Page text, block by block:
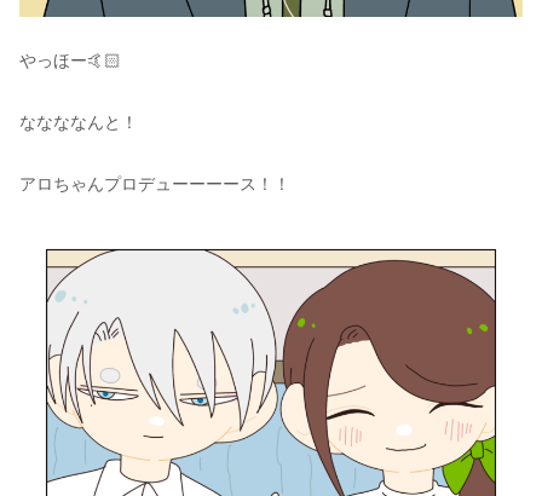
やっほー🤙🏻
ななななんと！
アロちゃんプロデューーーース！！